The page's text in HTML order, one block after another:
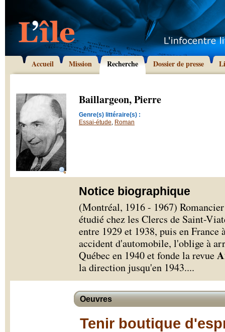
Accueil Mission Recherche Dossier de presse
Baillargeon, Pierre
Genre(s) littéraire(s) :
Essai-étude, Roman
Notice biographique
(Montréal, 1916 - 1967)
étudié chez les Clercs de Saint-
entre 1929 et 1938, puis en France
accident d'automobile, l'oblige à
Québec en 1940 et fonde la revue
la direction jusqu'en 1943....
Oeuvres
Tenir boutique